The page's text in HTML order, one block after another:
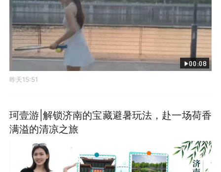
00:08
昨天15:51
珂壹游|解锁济南的宝藏避暑玩法，赴一场荷香
满溢的清凉之旅